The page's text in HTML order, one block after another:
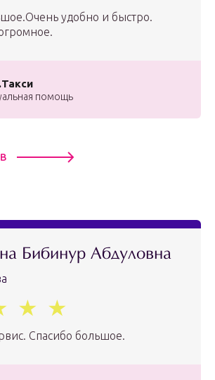
удобно и быстро.
помощь
Бибинур Абдуловна
Спасибо большое.